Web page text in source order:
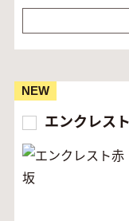
エンクレス
NEW